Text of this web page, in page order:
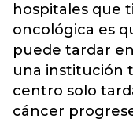
hospitales que
oncológica es
puede tardar
una institución
centro solo
cáncer